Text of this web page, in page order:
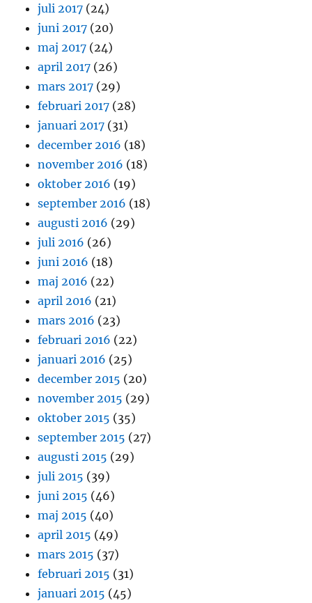
juli 2017 (24)
juni 2017 (20)
maj 2017 (24)
april 2017 (26)
mars 2017 (29)
februari 2017 (28)
januari 2017 (31)
december 2016 (18)
november 2016 (18)
oktober 2016 (19)
september 2016 (18)
augusti 2016 (29)
juli 2016 (26)
juni 2016 (18)
maj 2016 (22)
april 2016 (21)
mars 2016 (23)
februari 2016 (22)
januari 2016 (25)
december 2015 (20)
november 2015 (29)
oktober 2015 (35)
september 2015 (27)
augusti 2015 (29)
juli 2015 (39)
juni 2015 (46)
maj 2015 (40)
april 2015 (49)
mars 2015 (37)
februari 2015 (31)
januari 2015 (45)